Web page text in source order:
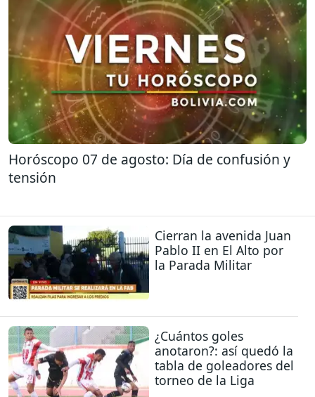
Horóscopo 07 de agosto: Día de confusión y
tensión
Cierran la avenida Juan
Pablo II en El Alto por
la Parada Militar
¿Cuántos goles
anotaron?: así quedó la
tabla de goleadores del
torneo de la Liga